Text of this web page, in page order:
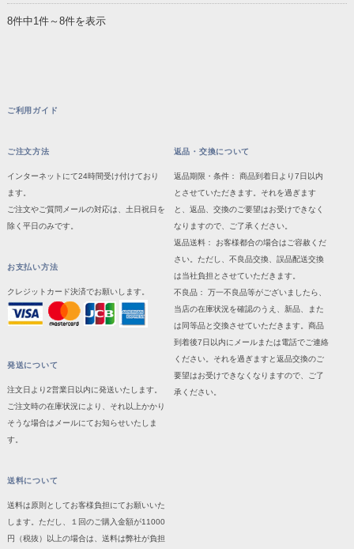
8件中1件～8件を表示
ご利用ガイド
ご注文方法
インターネットにて24時間受け付けており
ます。
ご注文やご質問メールの対応は、土日祝日を
除く平日のみです。
お支払い方法
クレジットカード決済でお願いします。
発送について
注文日より2営業日以内に発送いたします。
ご注文時の在庫状況により、それ以上かかり
そうな場合はメールにてお知らせいたしま
す。
送料について
送料は原則としてお客様負担にてお願いいた
します。ただし、１回のご購入金額が11000
円（税抜）以上の場合は、送料は弊社が負担
返品・交換について
返品期限・条件： 商品到着日より7日以内
とさせていただきます。それを過ぎます
と、返品、交換のご要望はお受けできなく
なりますので、ご了承ください。
返品送料： お客様都合の場合はご容赦くだ
さい。ただし、不良品交換、誤品配送交換
は当社負担とさせていただきます。
不良品： 万一不良品等がございましたら、
当店の在庫状況を確認のうえ、新品、また
は同等品と交換させていただきます。商品
到着後7日以内にメールまたは電話でご連絡
ください。それを過ぎますと返品交換のご
要望はお受けできなくなりますので、ご了
承ください。